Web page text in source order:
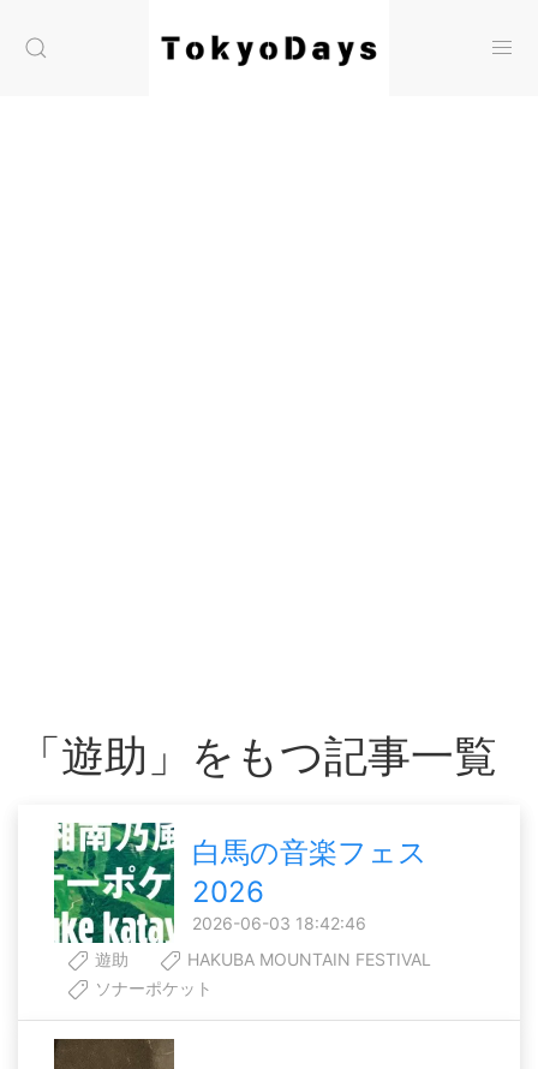
「遊助」をもつ記事一覧
白馬の音楽フェス
2026
2026-06-03 18:42:46
遊助
HAKUBA MOUNTAIN FESTIVAL
ソナーポケット